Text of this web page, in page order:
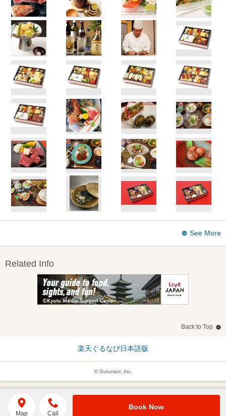
See More
Related Info
Back to Top
楽天ぐるなび日本語版
© Gurunavi, Inc.
Map Call
Book Now